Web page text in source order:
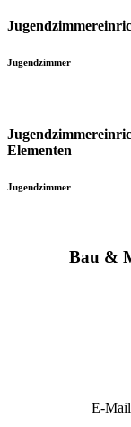
Jugendzimmer
Elementen
Jugendzimmer
Bau &
E-